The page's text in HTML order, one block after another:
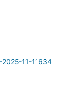
11-11634